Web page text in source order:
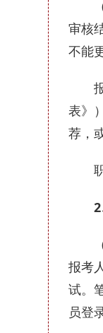
（2
审核
不能
报
表》
荐，
职
2
（1
报考
试。
员登